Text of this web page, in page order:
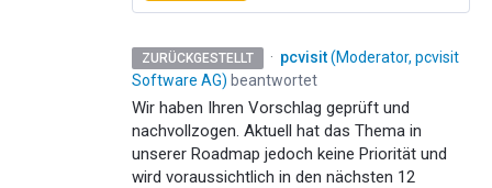
ZURÜCKGESTELLT · pcvisit(Moderator, pcvisit
Software AG) beantwortet
Wir haben Ihren Vorschlag geprüft und
nachvollzogen. Aktuell hat das Thema in
unserer Roadmap jedoch keine Priorität und
wird voraussichtlich in den nächsten 12